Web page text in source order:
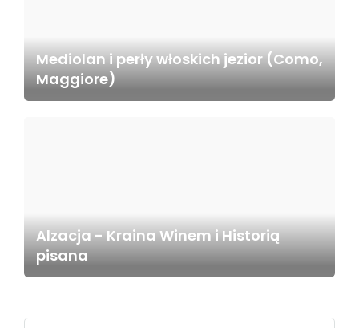
Mediolan i perły włoskich jezior (Como,
Maggiore)
Alzacja - Kraina Winem i Historią
pisana